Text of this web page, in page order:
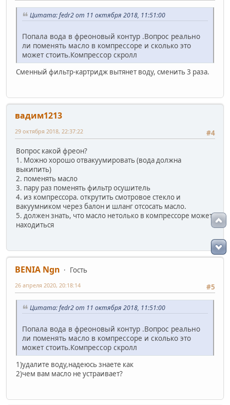
Цитата: fedr2 от 11 октября 2018, 11:51:00
Попала вода в фреоновый контур .Вопрос реально
ли поменять масло в компрессоре и сколько это
может стоить.Компрессор скролл
Сменный фильтр-картридж вытянет воду, сменить 3 раза.
вадим1213
#4
29 октября 2018, 22:37:22
Вопрос какой фреон?
1. Можно хорошо отвакуумировать (вода должна
выкипить)
2. поменять масло
3. пару раз поменять фильтр осушитель
4. из компрессора. открутить смотровое стекло и
вакуумником через балон и шланг отсосать масло.
5. должен знать, что масло нетолько в компрессоре может
находиться
BENIA Ngn
Гость
#5
26 апреля 2020, 20:18:14
Цитата: fedr2 от 11 октября 2018, 11:51:00
Попала вода в фреоновый контур .Вопрос реально
ли поменять масло в компрессоре и сколько это
может стоить.Компрессор скролл
1)удалите воду,надеюсь знаете как
2)чем вам масло не устраивает?